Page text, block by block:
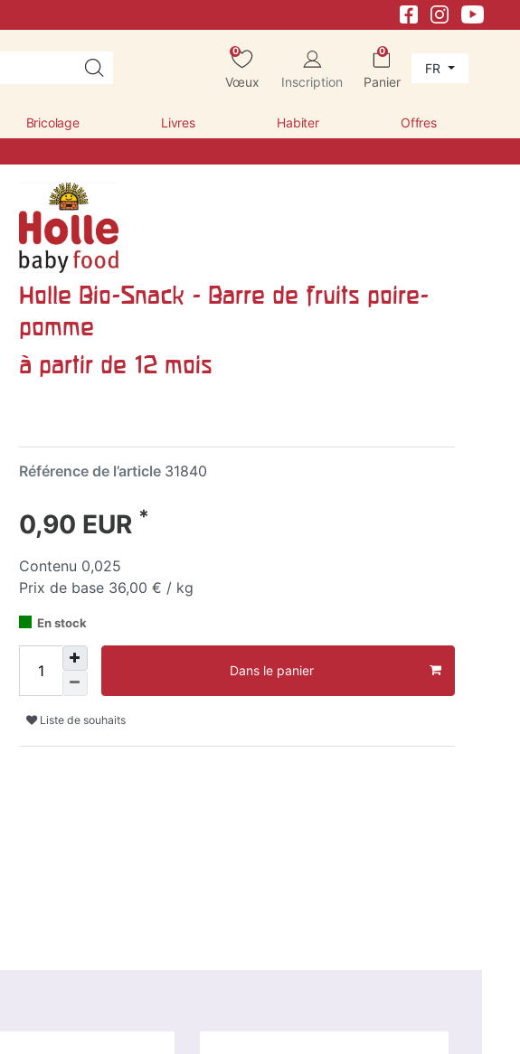
0
Vœux Inscription
0
Panier
FR
Bricolage Livres Habiter Offres
Holle Bio-Snack - Barre de fruits poire-
pomme
à partir de 12 mois
Référence de l’article 31840
0,90 EUR *
Contenu 0,025
Prix de base 36,00 € / kg
En stock
Dans le panier
Liste de souhaits